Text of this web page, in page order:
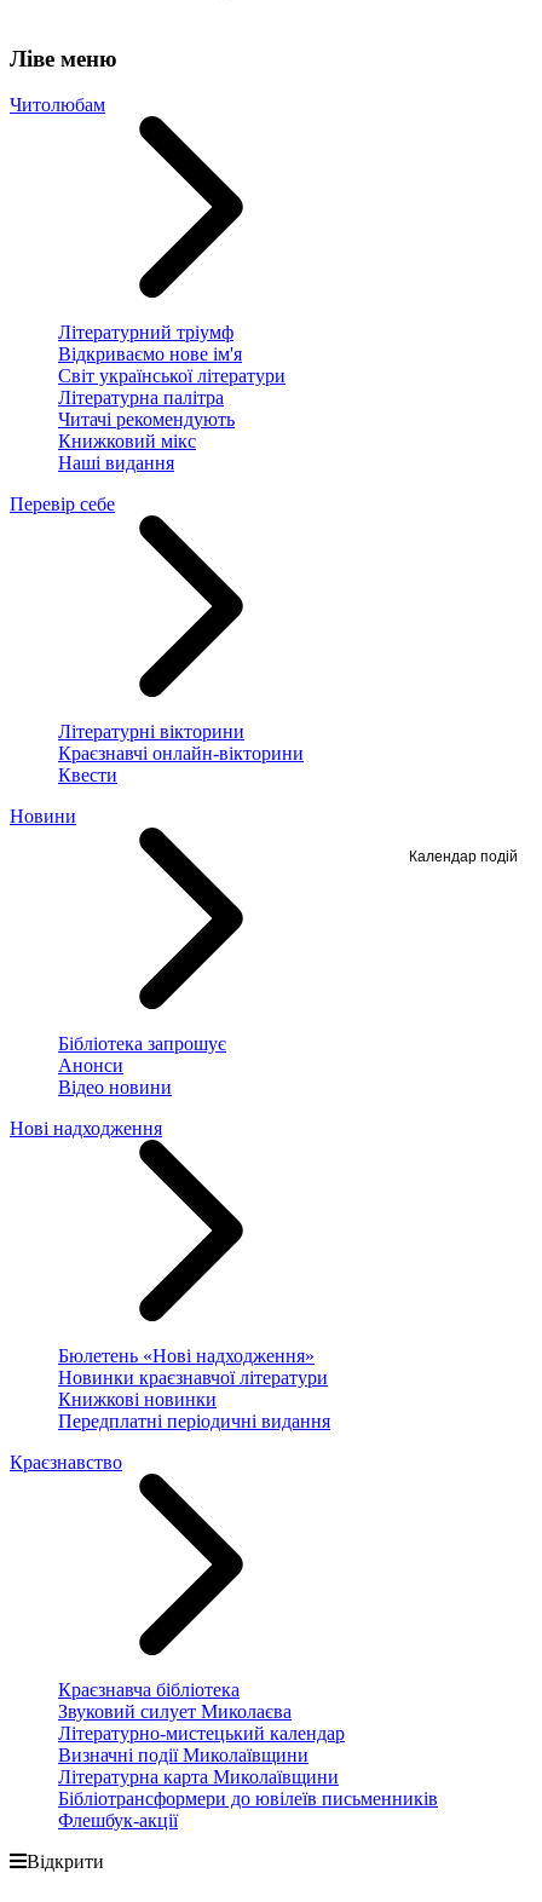
Ліве меню
Читолюбам
Літературний тріумф
Відкриваємо нове ім'я
Світ української літератури
Літературна палітра
Читачі рекомендують
Книжковий мікс
Наші видання
Перевір себе
Літературні вікторини
Краєзнавчі онлайн-вікторини
Квести
Новини
Бібліотека запрошує
Анонси
Відео новини
Нові надходження
Бюлетень «Нові надходження»
Новинки краєзнавчої літератури
Книжкові новинки
Передплатні періодичні видання
Краєзнавство
Краєзнавча бібліотека
Звуковий силует Миколаєва
Літературно-мистецький календар
Визначні події Миколаївщини
Літературна карта Миколаївщини
Бібліотрансформери до ювілеїв письменників
Флешбук-акції
Відкрити
Календар подій